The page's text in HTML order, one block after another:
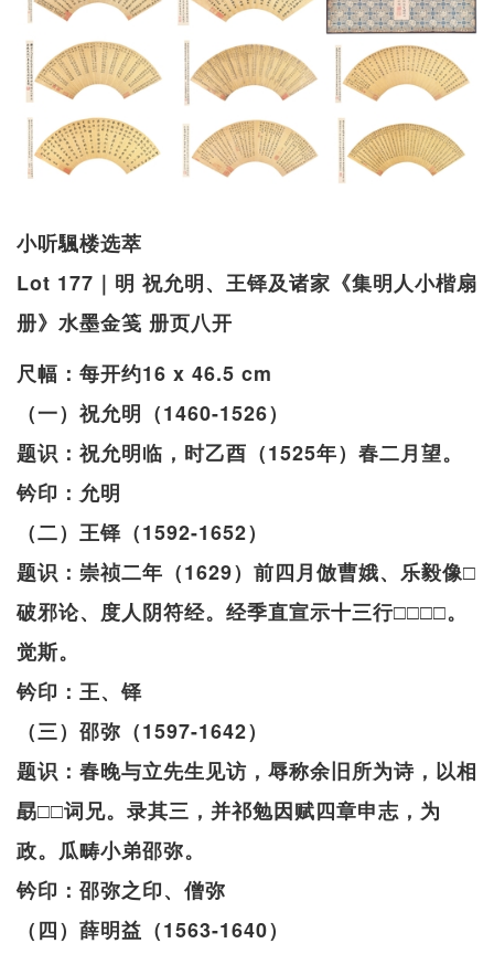
小听颿楼选萃
Lot 177｜明 祝允明、王铎及诸家《集明人小楷扇
册》水墨金笺 册页八开
尺幅：每开约16 x 46.5 cm
（一）祝允明（1460-1526）
题识：祝允明临，时乙酉（1525年）春二月望。
钤印：允明
（二）王铎（1592-1652）
题识：崇祯二年（1629）前四月倣曹娥、乐毅像□
破邪论、度人阴符经。经季直宣示十三行□□□□。
觉斯。
钤印：王、铎
（三）邵弥（1597-1642）
题识：春晚与立先生见访，辱称余旧所为诗，以相
勗□□词兄。录其三，并祁勉因赋四章申志，为
政。瓜畴小弟邵弥。
钤印：邵弥之印、僧弥
（四）薛明益（1563-1640）